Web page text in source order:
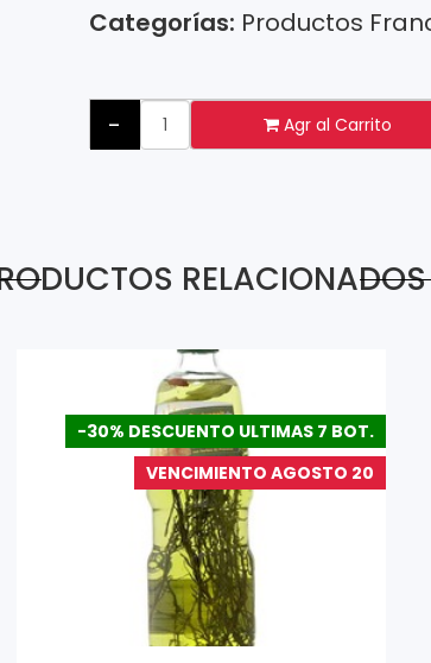
Categorías: Productos
- Agr al Carrito
RELACIONADOS
-30% DESCUENTO ULTIMAS 7 BOT.
VENCIMIENTO AGOSTO 20